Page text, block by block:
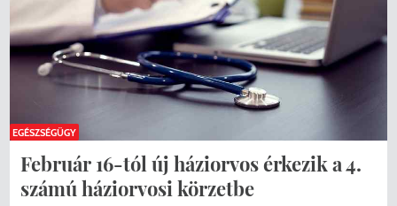
Február 16-tól új háziorvos érkezik a 4.
számú háziorvosi körzetbe
EGÉSZSÉGÜGY